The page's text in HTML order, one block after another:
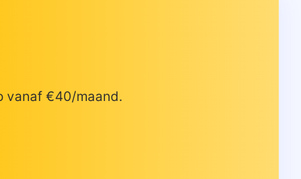
vanaf €40/maand.